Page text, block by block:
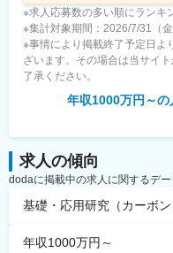
※求人応募数の多い順にランキ
※集計対象期間：2026/7/31（
※事情により掲載終了予定日よ
ざいます。その場合は当サイ
了承ください。
年収1000万円～の
求人の傾向
dodaに掲載中の求人に関するデ
基礎・応用研究（カーボン
年収1000万円～